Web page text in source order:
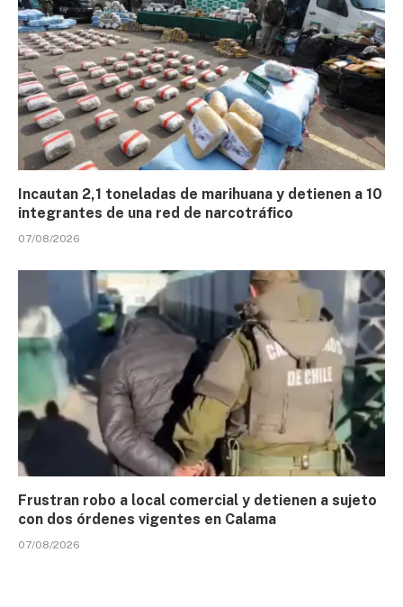
Incautan 2,1 toneladas de marihuana y detienen a 10
integrantes de una red de narcotráfico
07/08/2026
Frustran robo a local comercial y detienen a sujeto
con dos órdenes vigentes en Calama
07/08/2026